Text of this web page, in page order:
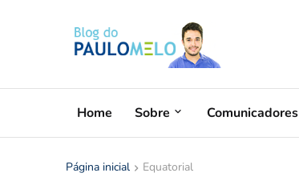
Home Sobre Comunicadores
Página inicial Equatorial